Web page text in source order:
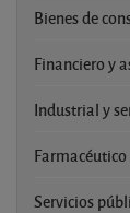
Bienes de
Financiero y
Industrial y
Farmacéutico
Servicios